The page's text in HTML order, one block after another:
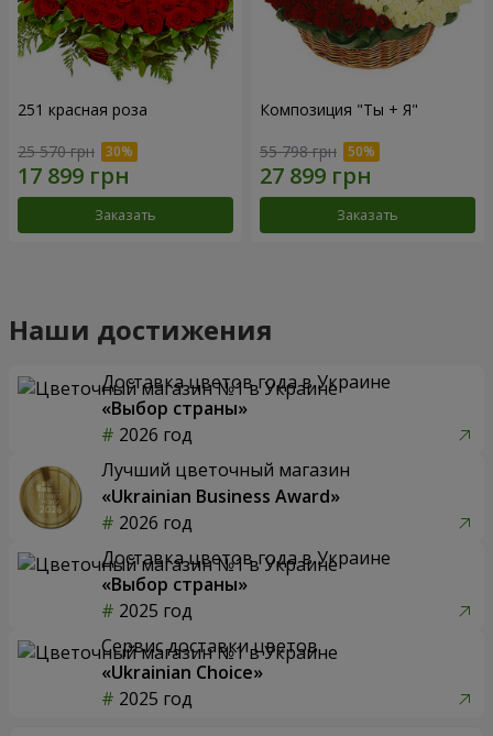
251 красная роза
25 570 грн
Заказать
Композиция "Ты + Я"
55 798 грн
Заказать
Наши достижения
Доставка цветов года в Украине
«Выбор страны»
2026 год
Лучший цветочный магазин
«Ukrainian Business Award»
2026 год
Доставка цветов года в Украине
«Выбор страны»
2025 год
Сервис доставки цветов
«Ukrainian Choice»
2025 год